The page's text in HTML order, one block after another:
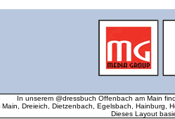
In unserem @dressbuch Offenbach am Main
Dreieich, Dietzenbach, Egelsbach, Hainburg,
Dieses Layout